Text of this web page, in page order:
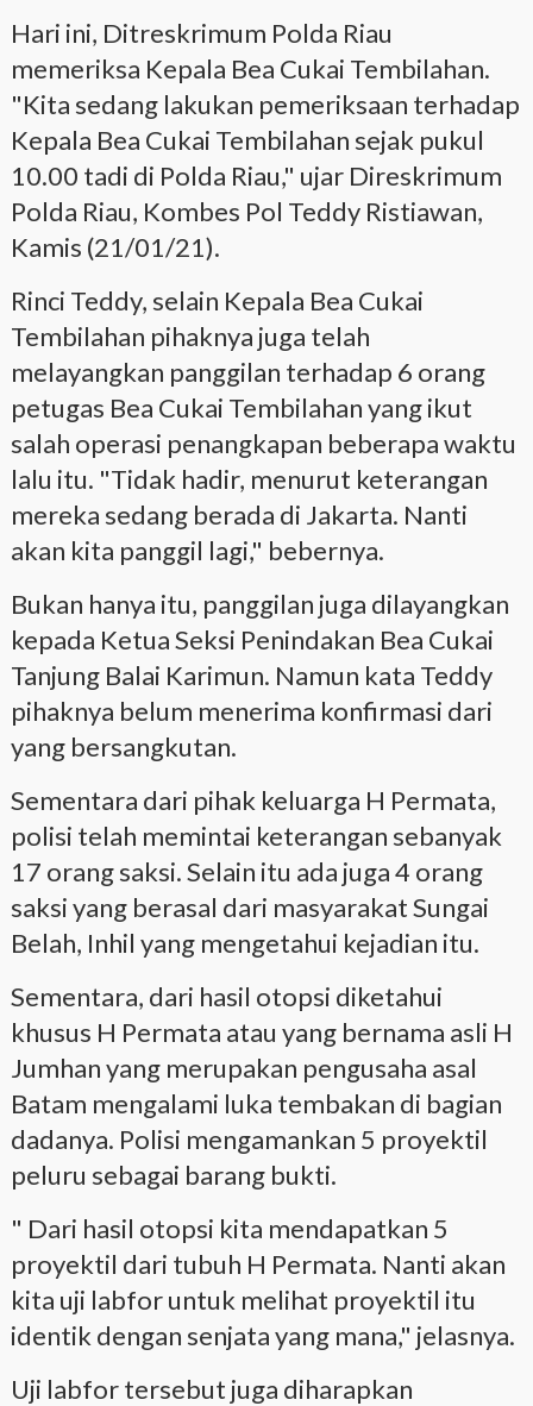
Hari ini, Ditreskrimum Polda Riau
memeriksa Kepala Bea Cukai Tembilahan.
"Kita sedang lakukan pemeriksaan terhadap
Kepala Bea Cukai Tembilahan sejak pukul
10.00 tadi di Polda Riau," ujar Direskrimum
Polda Riau, Kombes Pol Teddy Ristiawan,
Kamis (21/01/21).
Rinci Teddy, selain Kepala Bea Cukai
Tembilahan pihaknya juga telah
melayangkan panggilan terhadap 6 orang
petugas Bea Cukai Tembilahan yang ikut
salah operasi penangkapan beberapa waktu
lalu itu. "Tidak hadir, menurut keterangan
mereka sedang berada di Jakarta. Nanti
akan kita panggil lagi," bebernya.
Bukan hanya itu, panggilan juga dilayangkan
kepada Ketua Seksi Penindakan Bea Cukai
Tanjung Balai Karimun. Namun kata Teddy
pihaknya belum menerima konfirmasi dari
yang bersangkutan.
Sementara dari pihak keluarga H Permata,
polisi telah memintai keterangan sebanyak
17 orang saksi. Selain itu ada juga 4 orang
saksi yang berasal dari masyarakat Sungai
Belah, Inhil yang mengetahui kejadian itu.
Sementara, dari hasil otopsi diketahui
khusus H Permata atau yang bernama asli H
Jumhan yang merupakan pengusaha asal
Batam mengalami luka tembakan di bagian
dadanya. Polisi mengamankan 5 proyektil
peluru sebagai barang bukti.
" Dari hasil otopsi kita mendapatkan 5
proyektil dari tubuh H Permata. Nanti akan
kita uji labfor untuk melihat proyektil itu
identik dengan senjata yang mana," jelasnya.
Uji labfor tersebut juga diharapkan